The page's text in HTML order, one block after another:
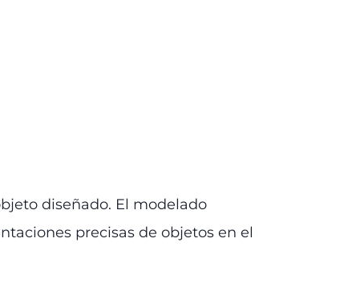
diseñado. El modelado
precisas de objetos en el